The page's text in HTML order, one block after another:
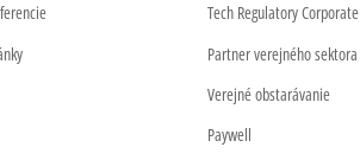
Tech Regulatory Corporate
Partner verejného sektora
Verejné obstarávanie
Paywell